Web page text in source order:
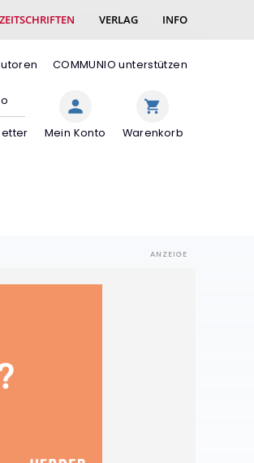
ZEITSCHRIFTEN VERLAG INFO
COMMUNIO unterstützen
Mein Konto Warenkorb